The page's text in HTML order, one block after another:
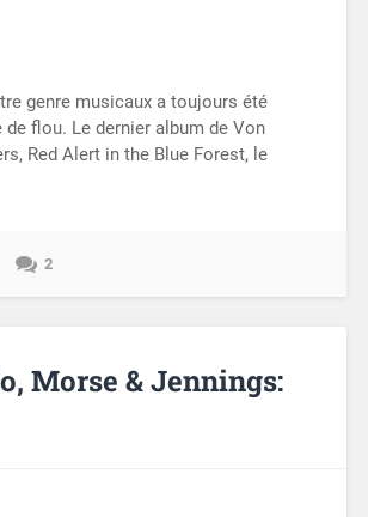
genre musicaux a toujours été
flou. Le dernier album de Von
Red Alert in the Blue Forest, le
2
Morse & Jennings: